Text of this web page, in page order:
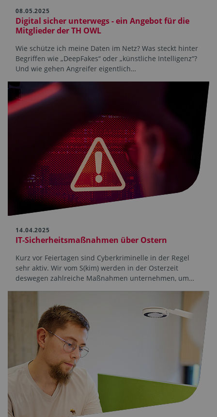
08.05.2025
Digital sicher unterwegs - ein Angebot für die
Mitglieder der TH OWL
Wie schütze ich meine Daten im Netz? Was steckt hinter
Begriffen wie „DeepFakes“ oder „künstliche Intelligenz“?
Und wie gehen Angreifer eigentlich…
14.04.2025
IT-Sicherheitsmaßnahmen über Ostern
Kurz vor Feiertagen sind Cyberkriminelle in der Regel
sehr aktiv. Wir vom S(kim) werden in der Osterzeit
deswegen zahlreiche Maßnahmen unternehmen, um…